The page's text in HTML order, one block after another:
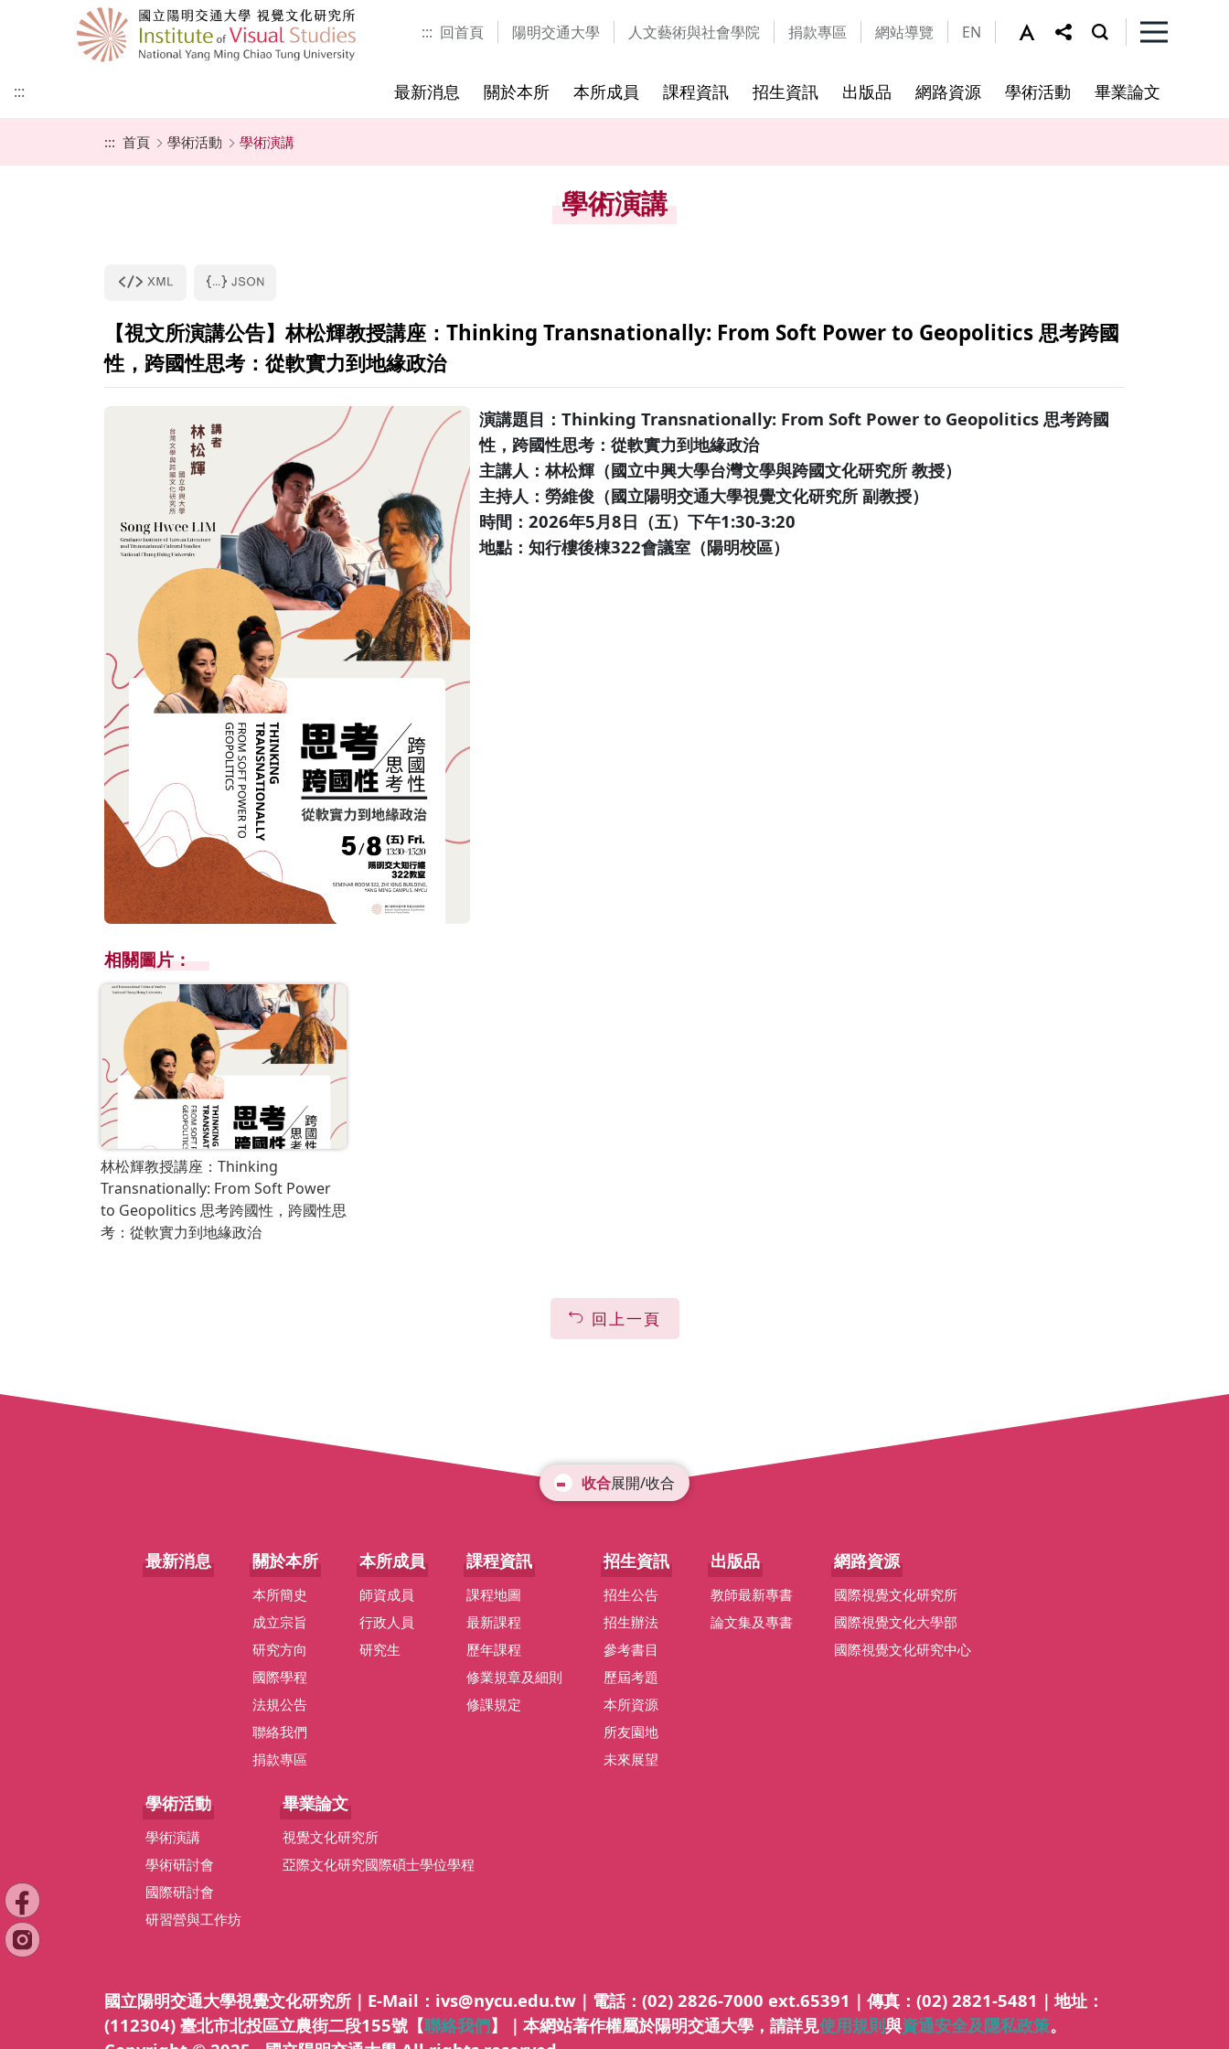
::: 回首頁 陽明交通大學 人文藝術與社會學院 捐款專區 網站導覽 EN
::: 最新消息 關於本所
成立宗旨
本所成員
行政人員
課程資訊
最新課程
招生資訊
招生辦法
未來展望
出版品
教師最新專書 論文集及專書
網路資源
國際視覺文化研究所 國際視覺文化大學部
學術活動
學術研討會
畢業論文
視覺文化研究所
亞際文化研究國際碩士學位
::: 首頁 學術活動 學術演講
學術演講
【視文所演講公告】林松輝教授講座：Thinking Transnationally: From Soft Power to Geopolitics 思考跨國
性，跨國性思考：從軟實力到地緣政治
演講題目：Thinking Transnationally: From Soft Power to Geopolitics 思考跨國
性，跨國性思考：從軟實力到地緣政治
主講人：林松輝（國立中興大學台灣文學與跨國文化研究所 教授）
主持人：勞維俊（國立陽明交通大學視覺文化研究所 副教授）
時間：2026年5月8日（五）下午1:30-3:20
地點：知行樓後棟322會議室（陽明校區）
相關圖片：
林松輝教授講座：Thinking
Transnationally: From Soft Power
to Geopolitics 思考跨國性，跨國性思
考：從軟實力到地緣政治
回上一頁
展開/收合
最新消息 關於本所
本所簡史
成立宗旨
研究方向
國際學程
法規公告
聯絡我們
捐款專區
本所成員
師資成員
行政人員
研究生
課程資訊
課程地圖
最新課程
歷年課程
修業規章及細則
修課規定
招生資訊
招生公告
招生辦法
參考書目
歷屆考題
本所資源
所友園地
未來展望
出版品
教師最新專書
論文集及專書
網路資源
國際視覺文化研究所
國際視覺文化大學部
國際視覺文化研究中心
學術活動
學術演講
學術研討會
國際研討會
研習營與工作坊
畢業論文
視覺文化研究所
亞際文化研究國際碩士學位學程
國立陽明交通大學視覺文化研究所｜E-Mail：ivs@nycu.edu.tw｜電話：(02) 2826-7000 ext.65391｜傳真：(02) 2821-5481｜地址：
(112304) 臺北市北投區立農街二段155號【聯絡我們】｜本網站著作權屬於陽明交通大學，請詳見使用規則與資通安全及隱私政策。